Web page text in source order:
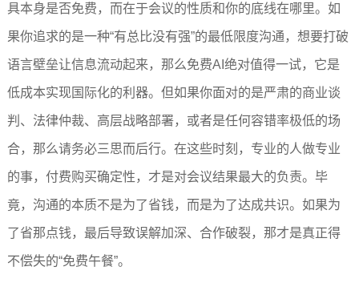
具本身是否免费，而在于会议的性质和你的底线在哪里。如
果你追求的是一种“有总比没有强”的最低限度沟通，想要打破
语言壁垒让信息流动起来，那么免费AI绝对值得一试，它是
低成本实现国际化的利器。但如果你面对的是严肃的商业谈
判、法律仲裁、高层战略部署，或者是任何容错率极低的场
合，那么请务必三思而后行。在这些时刻，专业的人做专业
的事，付费购买确定性，才是对会议结果最大的负责。毕
竟，沟通的本质不是为了省钱，而是为了达成共识。如果为
了省那点钱，最后导致误解加深、合作破裂，那才是真正得
不偿失的“免费午餐”。